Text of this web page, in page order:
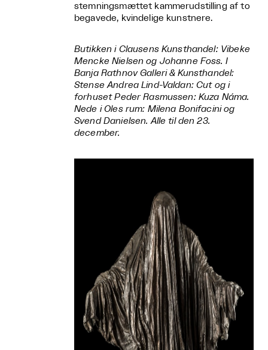
stemningsmættet kammerudstilling af to
begavede, kvindelige kunstnere.
Butikken i Clausens Kunsthandel: Vibeke
Mencke Nielsen og Johanne Foss. I
Banja Rathnov Galleri & Kunsthandel:
Stense Andrea Lind-Valdan: Cut og i
forhuset Peder Rasmussen: Kuza Náma.
Nede i Oles rum: Milena Bonifacini og
Svend Danielsen. Alle til den 23.
december.